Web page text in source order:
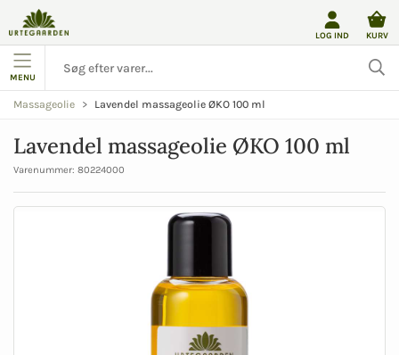
LOG IND KURV
MENU
Massageolie Lavendel massageolie ØKO 100 ml
Lavendel massageolie ØKO 100 ml
Varenummer: 80224000